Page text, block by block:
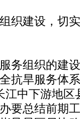
建设，切
组织的建
抗旱服务体
中下游地区
要总结前期